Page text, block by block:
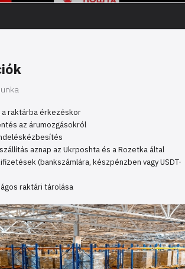
a raktárba érkezéskor
az árumozgásokról
aznap az Ukrposhta és a Rozetka által
(bankszámlára, készpénzben vagy USDT-
raktári tárolása